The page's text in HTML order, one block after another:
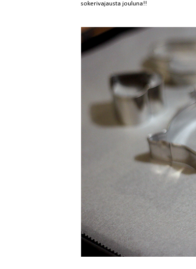
sokerivajausta jouluna!!